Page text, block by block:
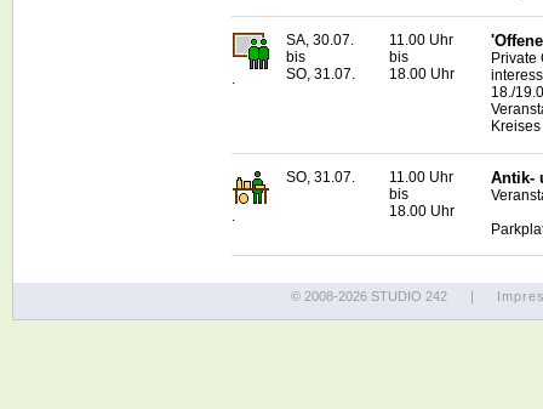
.
SA, 30.07.
bis
SO, 31.07.
11.00 Uhr
bis
18.00 Uhr
Private
18./
SO, 31.07.
11.00 Uhr
bis
18.00 Uhr
Antik-
© 2008-2026 STUDIO 242